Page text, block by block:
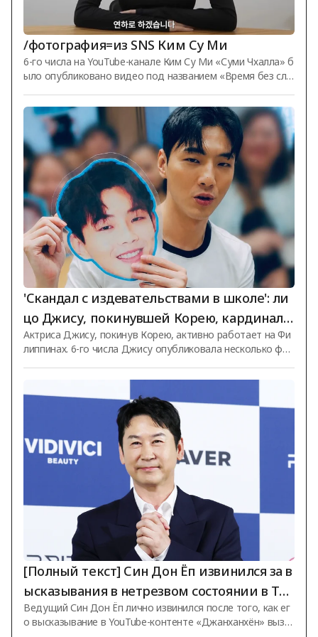
/фотография=из SNS Ким Су Ми
6-го числа на YouTube-канале Ким Су Ми «Суми Чхалла» б
ыло опубликовано видео под названием «Время без сло
тот день Ким Су Ми ответила на множество вопросов п
одписчиков. Она сообщила о своём росте и весе: «Мой р
ост 166 см, сейчас я весю 47 кг. Я немного похудела». Ког
да её спросили о лучших покупках этого года, она ответ
ила: «Это внешний аккумулятор. Тэи слишком много его и
спользовала, и он стал грязным», упомянув при этом сво
ю дочь. /Фото: и
'Скандал с издевательствами в школе': ли
цо Джису, покинувшей Корею, кардиналь
но изменилось.. Запечатлена в филиппинс
ком торговом центре [Star News]
Актриса Джису, покинув Корею, активно работает на Фи
липпинах. 6-го числа Джису опубликовала несколько фот
м центре совместно с брендом одежды, на своей лично
й странице в социальных сетях. На фотографиях Джису,
несмотря на плохую погоду, радостно улыбается и маше
т обеими руками в знак приветствия фанатам, вышедши
м её встретить. Одетая в белую футболку и неброскую т
ёмную джинсовую куртку, она, несмотря на простой и ск
ромный образ, продемонстрировал
[Полный текст] Син Дон Ёп извинился за в
ысказывания в нетрезвом состоянии в Тхэ
ханро: «Недостаточные слова и действия,
смещённые в сторону шуток»
Ведущий Син Дон Ёп лично извинился после того, как ег
о высказывание в YouTube-контенте «Джанханхён» вызв